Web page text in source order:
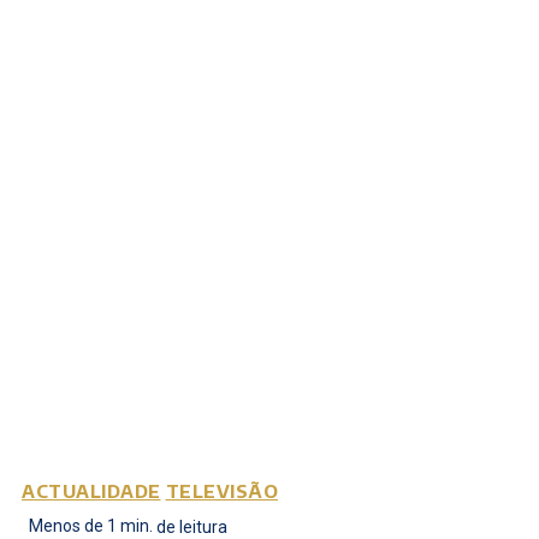
ACTUALIDADE TELEVISÃO
Menos de 1 min. de leitura